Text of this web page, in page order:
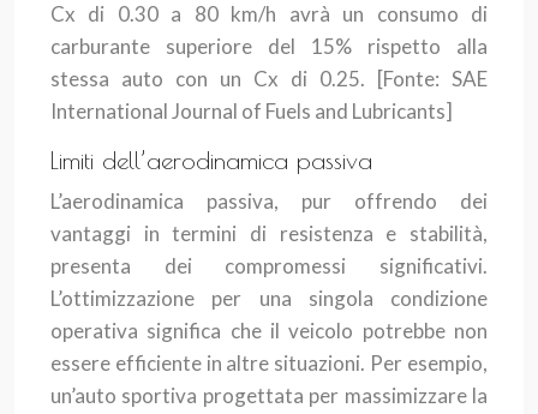
Cx di 0.30 a 80 km/h avrà un consumo di
carburante superiore del 15% rispetto alla
stessa auto con un Cx di 0.25. [Fonte: SAE
International Journal of Fuels and Lubricants]
Limiti dell’aerodinamica passiva
L’aerodinamica passiva, pur offrendo dei
vantaggi in termini di resistenza e stabilità,
presenta dei compromessi significativi.
L’ottimizzazione per una singola condizione
operativa significa che il veicolo potrebbe non
essere efficiente in altre situazioni. Per esempio,
un’auto sportiva progettata per massimizzare la